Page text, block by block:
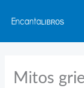
contenido
Mitos